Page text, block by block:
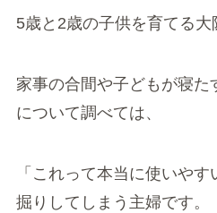
5歳と2歳の子供を育てる大
家事の合間や子どもが寝た
について調べては、
「これって本当に使いや
掘りしてしまう主婦です。